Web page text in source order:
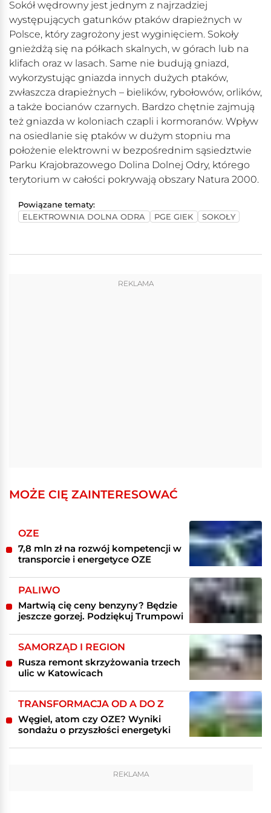
Sokół wędrowny jest jednym z najrzadziej
występujących gatunków ptaków drapieżnych w
Polsce, który zagrożony jest wyginięciem. Sokoły
gnieżdżą się na półkach skalnych, w górach lub na
klifach oraz w lasach. Same nie budują gniazd,
wykorzystując gniazda innych dużych ptaków,
zwłaszcza drapieżnych – bielików, rybołowów, orlików,
a także bocianów czarnych. Bardzo chętnie zajmują
też gniazda w koloniach czapli i kormoranów. Wpływ
na osiedlanie się ptaków w dużym stopniu ma
położenie elektrowni w bezpośrednim sąsiedztwie
Parku Krajobrazowego Dolina Dolnej Odry, którego
terytorium w całości pokrywają obszary Natura 2000.
Powiązane tematy:
ELEKTROWNIA DOLNA ODRA
PGE GIEK SOKOŁY
REKLAMA
MOŻE CIĘ ZAINTERESOWAĆ
OZE
7,8 mln zł na rozwój kompetencji w
transporcie i energetyce OZE
PALIWO
Martwią cię ceny benzyny? Będzie
jeszcze gorzej. Podziękuj Trumpowi
SAMORZĄD I REGION
Rusza remont skrzyżowania trzech
ulic w Katowicach
TRANSFORMACJA OD A DO Z
Węgiel, atom czy OZE? Wyniki
sondażu o przyszłości energetyki
REKLAMA